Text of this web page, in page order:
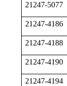
21247-5077
21247-4186
21247-4188
21247-4190
21247-4194